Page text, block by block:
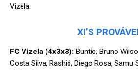
Vizela.
XI’S
FC Vizela (4x3x3): Buntic, Bruno
Costa Silva, Rashid, Diego Rosa, Samu